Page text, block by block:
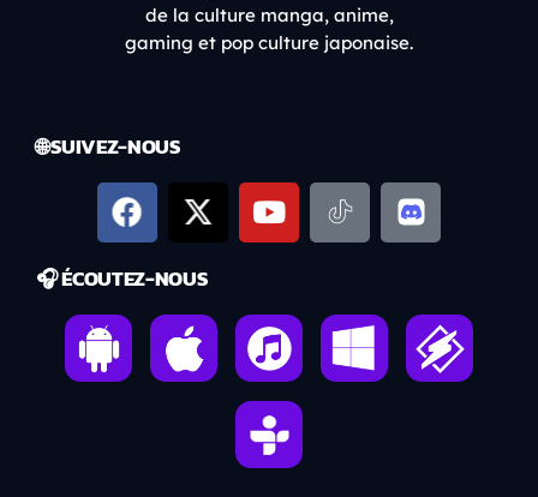
de la culture manga, anime,
gaming et pop culture japonaise.
🌐 SUIVEZ-NOUS
🎧 ÉCOUTEZ-NOUS